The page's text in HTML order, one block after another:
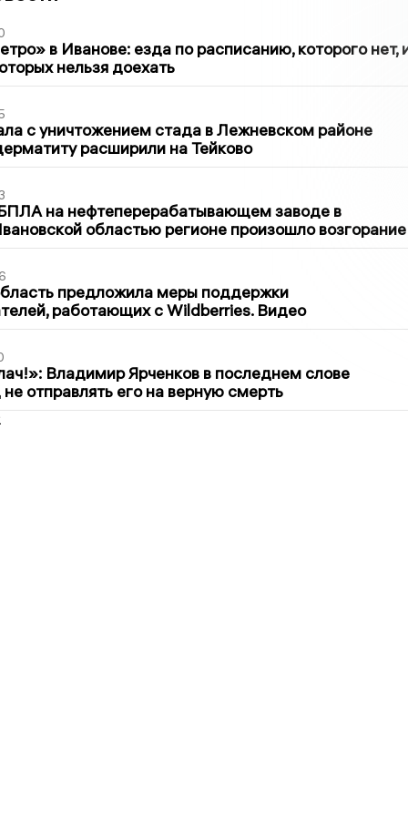
в Иванове: езда по расписанию, которого нет,
нельзя доехать
с уничтожением стада в Лежневском районе
расширили на Тейково
на нефтеперерабатывающем заводе в
областью регионе произошло возгорание
предложила меры поддержки
работающих с Wildberries. Видео
Владимир Ярченков в последнем слове
отправлять его на верную смерть